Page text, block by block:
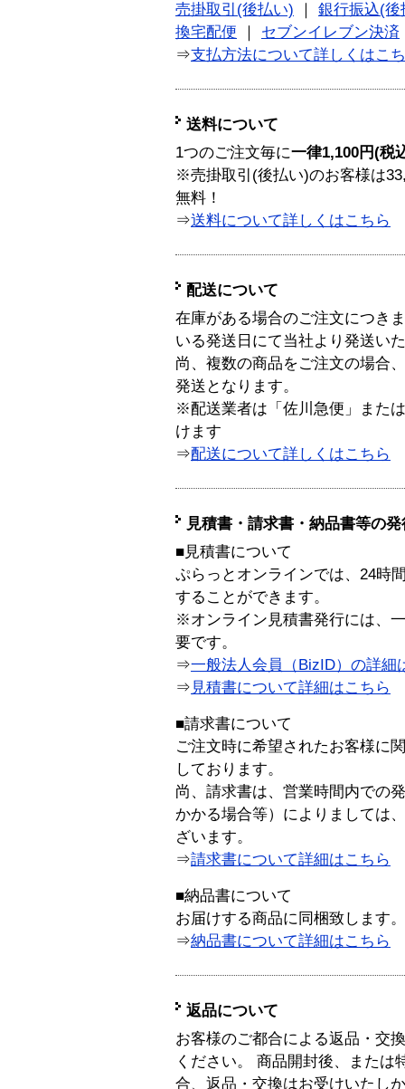
売掛取引(後払い)
銀行振込(後
換宅配便
セブンイレブン決済
⇒支払方法について詳しくはこ
送料について
1つのご注文毎に一律1,100円(税
※売掛取引(後払い)のお客様は
無料！
⇒送料について詳しくはこちら
配送について
在庫がある場合のご注文につき
いる発送日にて当社より発送い
尚、複数の商品をご注文の場合
発送となります。
※配送業者は「佐川急便」また
けます
⇒配送について詳しくはこちら
見積書・請求書・納品書等の
■見積書について
ぷらっとオンラインでは、24時
することができます。
※オンライン見積書発行には、
要です。
⇒一般法人会員（BizID）の詳細
⇒ 見積書について詳細はこちら
■請求書について
ご注文時に希望されたお客様に
しております。
尚、請求書は、営業時間内での
かかる場合等）によりましては
ざいます。
⇒請求書について詳細はこちら
■納品書について
お届けする商品に同梱致します。
⇒納品書について詳細はこちら
返品について
お客様のご都合による返品・交
ください。 商品開封後、または
合、返品・交換はお受けいたし